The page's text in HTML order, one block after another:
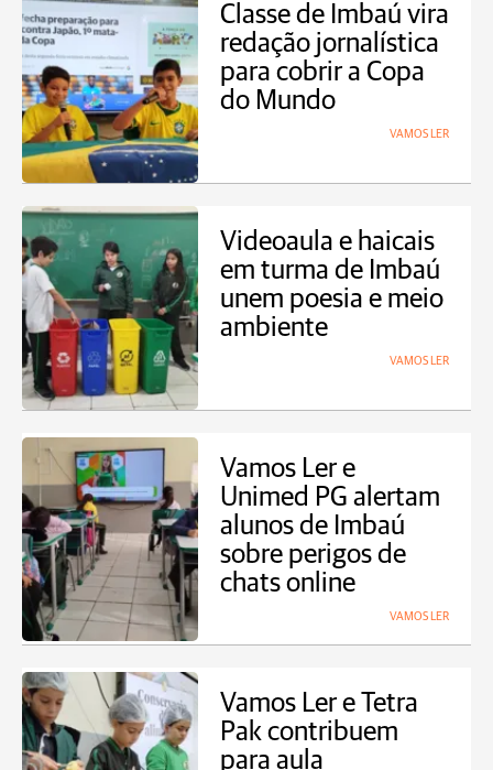
Classe de Imbaú vira
redação jornalística
para cobrir a Copa
do Mundo
VAMOS LER
Videoaula e haicais
em turma de Imbaú
unem poesia e meio
ambiente
VAMOS LER
Vamos Ler e
Unimed PG alertam
alunos de Imbaú
sobre perigos de
chats online
VAMOS LER
Vamos Ler e Tetra
Pak contribuem
para aula